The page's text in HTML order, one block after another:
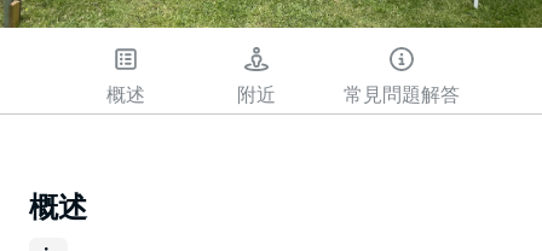
概述 附近 常見問題解答
概述